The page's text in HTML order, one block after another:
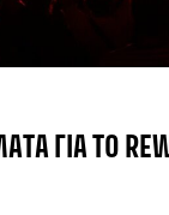
ΓΙΑ ΤΟ